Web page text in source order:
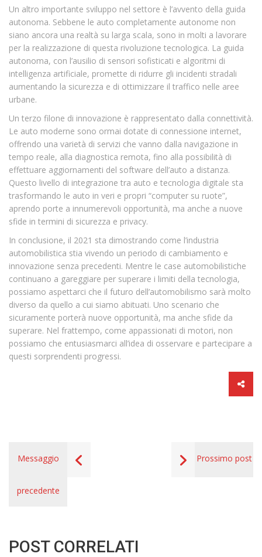
Un altro importante sviluppo nel settore è l’avvento della guida
autonoma. Sebbene le auto completamente autonome non
siano ancora una realtà su larga scala, sono in molti a lavorare
per la realizzazione di questa rivoluzione tecnologica. La guida
autonoma, con l’ausilio di sensori sofisticati e algoritmi di
intelligenza artificiale, promette di ridurre gli incidenti stradali
aumentando la sicurezza e di ottimizzare il traffico nelle aree
urbane.
Un terzo filone di innovazione è rappresentato dalla connettività.
Le auto moderne sono ormai dotate di connessione internet,
offrendo una varietà di servizi che vanno dalla navigazione in
tempo reale, alla diagnostica remota, fino alla possibilità di
effettuare aggiornamenti del software dell’auto a distanza.
Questo livello di integrazione tra auto e tecnologia digitale sta
trasformando le auto in veri e propri “computer su ruote”,
aprendo porte a innumerevoli opportunità, ma anche a nuove
sfide in termini di sicurezza e privacy.
In conclusione, il 2021 sta dimostrando come l’industria
automobilistica stia vivendo un periodo di cambiamento e
innovazione senza precedenti. Mentre le case automobilistiche
continuano a gareggiare per superare i limiti della tecnologia,
possiamo aspettarci che il futuro dell’automobilismo sarà molto
diverso da quello a cui siamo abituati. Uno scenario che
sicuramente porterà nuove opportunità, ma anche sfide da
superare. Nel frattempo, come appassionati di motori, non
possiamo che entusiasmarci all’idea di osservare e partecipare a
questi sorprendenti progressi.
Messaggio
precedente
Prossimo post
POST CORRELATI